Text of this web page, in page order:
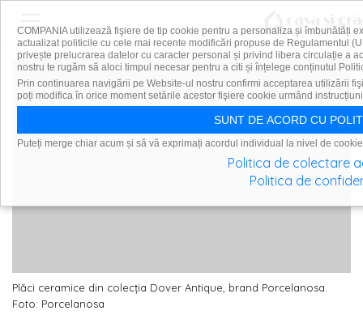
Plăci ceramice din colecția Dover Antique, brand Porcelanosa.
Foto: Porcelanosa
COMPANIA utilizează fişiere de tip cookie pentru a personaliza și îmbunătăți
actualizat politicile cu cele mai recente modificări propuse de Regulamentul
privește prelucrarea datelor cu caracter personal și privind libera circulație a
nostru te rugăm să aloci timpul necesar pentru a citi și înțelege conținutul
Prin continuarea navigării pe Website-ul nostru confirmi acceptarea utilizării
poți modifica în orice moment setările acestor fişiere cookie urmând
SUNT DE ACORD CU
Puteți merge chiar acum și să vă exprimați acordul individual la nivel de
Politica de colectare
Politica de